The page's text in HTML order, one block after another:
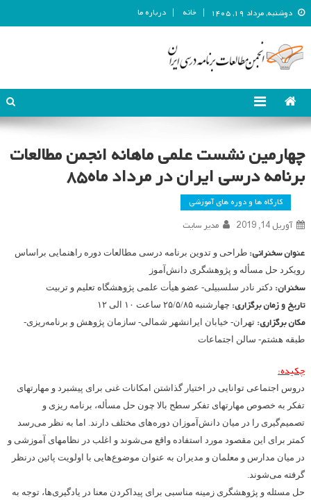
دوشنبه, مرداد ۱۹, ۱۴۰۵ خانه درباره ما
انجمن مطالعات برنامه درسی ایران
چهارمین نشست علمی ماهانه انجمن مطالعات
برنامه درسی ایران در مرداد ماه۸۵
کارگاه ها و دوره های آموزشی
آوریل 14, 2019
مدیر سایت
عنوان سخنرانی: طراحی و تدوین برنامه درسی مطالعات دوره راهنمایی براساس
رویکرد حل مسأله و پژوهشگری دانش‌آموز
سخنران: دکتر نادر سلسبیلی- عضو هیأت علمی پژوهشگاه تعلیم و تربیت
تاریخ و زمان برگزاری: چهارشنبه ۲۵/۵/۸۵ ساعت ۱۰ الی ۱۲
مکان برگزاری: تهران- خیابان ایرانشهر شمالی- سازمان پژوهش و برنامه‌ریزی-
طبقه هشتم- سالن اجتماعات
چکیده:
دروس اجتماعی توانایی در اختیار گذاشتن امکانات غنی برای پیشبرد و مهارتهای
تفکر به خصوص مهارتهای تفکر سطح بالا چون حل مسأله، برنامه ریزی و
تصمیم‌گیری را در میان دانش‌آموزان دوره‌های مختلف دارند. اما به نظر می‌رسد
کمتر برای این مقصود مورد استفاده واقع می‌شوند و اغلب در نظامهای آموزشی و
در میان مدارس و معلمان و مدیران به عنوان موضوع‌هایی با اولویت پائین درنظر
گرفته می‌شوند.
حل مسئله و پژوهشگری زمینه‌ مناسبی برای پیداکردن معنا در یادگیری‌ها، توجه به